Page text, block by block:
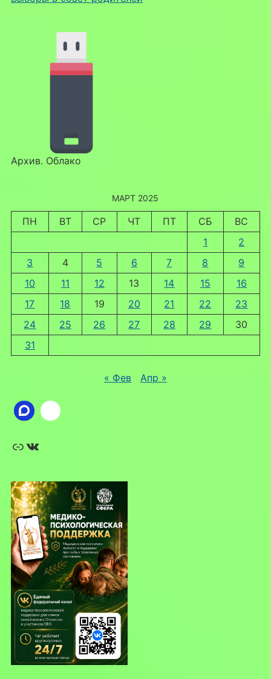
Архив. Облако
МАРТ 2025
ПН ВТ СР ЧТ ПТ СБ
ВС
1
2
3
4 5 6 7 8
9
10
11 12 13 14 15
16
17
18 19 20 21 22
23
24
25 26 27 28 29
30
31
« Фев Апр »
Ссылка